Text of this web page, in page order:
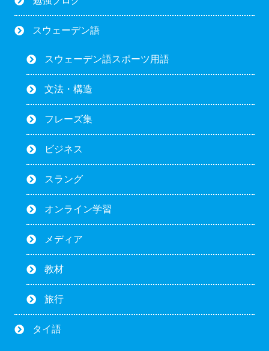
スウェーデン語
スウェーデン語スポーツ用語
文法・構造
フレーズ集
ビジネス
スラング
オンライン学習
メディア
教材
旅行
タイ語